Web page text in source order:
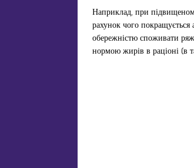
Наприклад, при
рахунок чого
обережністю споживати
нормою жирів в раціоні (в